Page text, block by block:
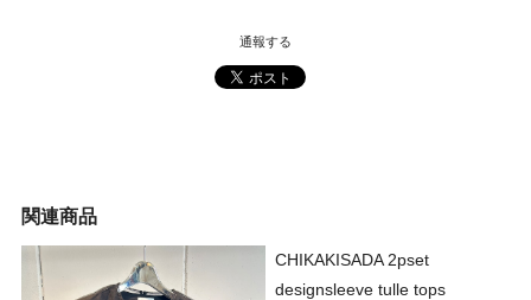
通報する
関連商品
CHIKAKISADA 2pset
designsleeve tulle tops